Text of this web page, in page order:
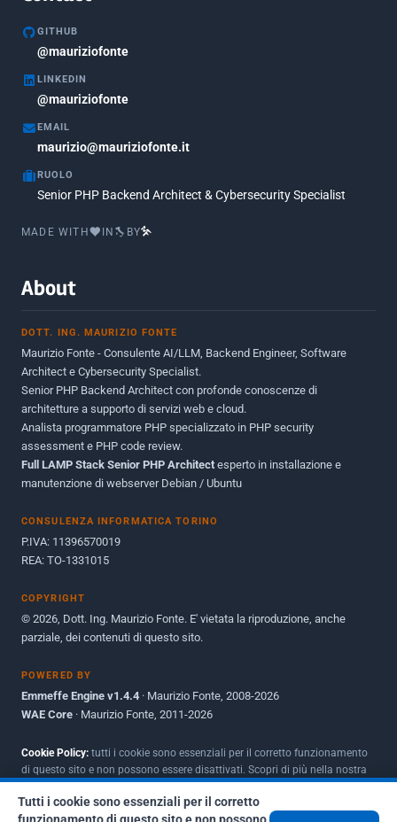
Marzo 2018
Febbraio 2018
Marzo 2017
Luglio 2016
Febbraio 2016
Giugno 2012
Maggio 2011
Dicembre 2010
Ottobre 2010
Maggio 2010
Giugno 2009
GITHUB
@mauriziofonte
LINKEDIN
@mauriziofonte
EMAIL
maurizio@mauriziofonte.it
RUOLO
Senior PHP Backend Architect & Cybersecurity Specialist
MADE WITH IN BY
About
DOTT. ING. MAURIZIO FONTE
Maurizio Fonte - Consulente AI/LLM, Backend Engineer, Software
Architect e Cybersecurity Specialist.
Senior PHP Backend Architect con profonde conoscenze di
architetture a supporto di servizi web e cloud.
Analista programmatore PHP specializzato in PHP security
assessment e PHP code review.
Full LAMP Stack Senior PHP Architect esperto in installazione e
manutenzione di webserver Debian / Ubuntu
CONSULENZA INFORMATICA TORINO
P.IVA: 11396570019
REA: TO-1331015
COPYRIGHT
© 2026, Dott. Ing. Maurizio Fonte. E' vietata la riproduzione, anche
parziale, dei contenuti di questo sito.
POWERED BY
Emmeffe Engine v1.4.4 · Maurizio Fonte, 2008-2026
WAE Core · Maurizio Fonte, 2011-2026
Cookie Policy: tutti i cookie sono essenziali per il corretto funzionamento
di questo sito e non possono essere disattivati. Scopri di più nella nostra
Tutti i cookie sono essenziali per il corretto